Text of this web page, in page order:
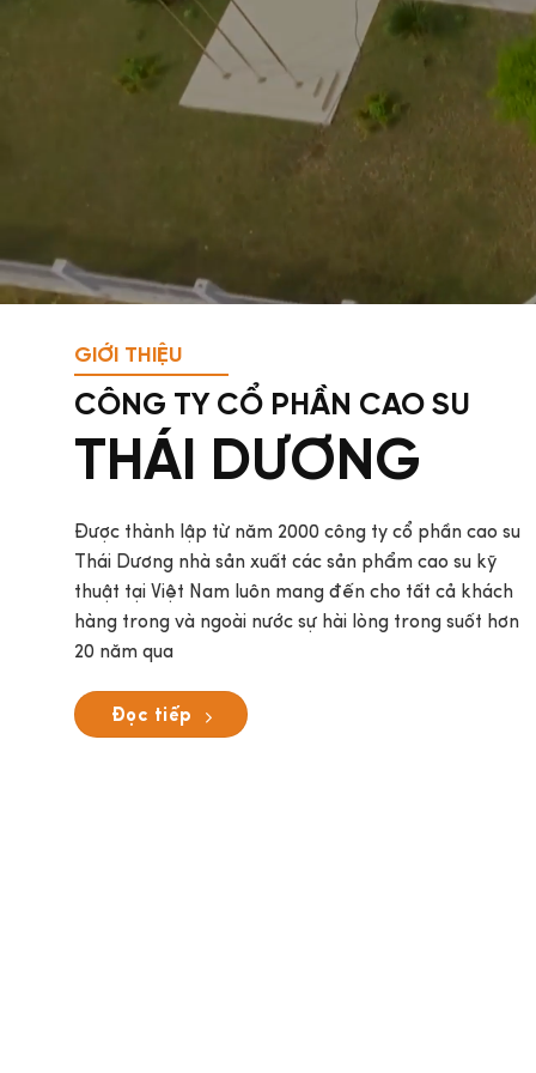
GIỚI THIỆU
CÔNG TY CỔ PHẦN CAO SU
THÁI DƯƠNG
Được thành lập từ năm 2000 công ty cổ phần cao su
Thái Dương nhà sản xuất các sản phẩm cao su kỹ
thuật tại Việt Nam luôn mang đến cho tất cả khách
hàng trong và ngoài nước sự hài lòng trong suốt hơn
20 năm qua
Đọc tiếp